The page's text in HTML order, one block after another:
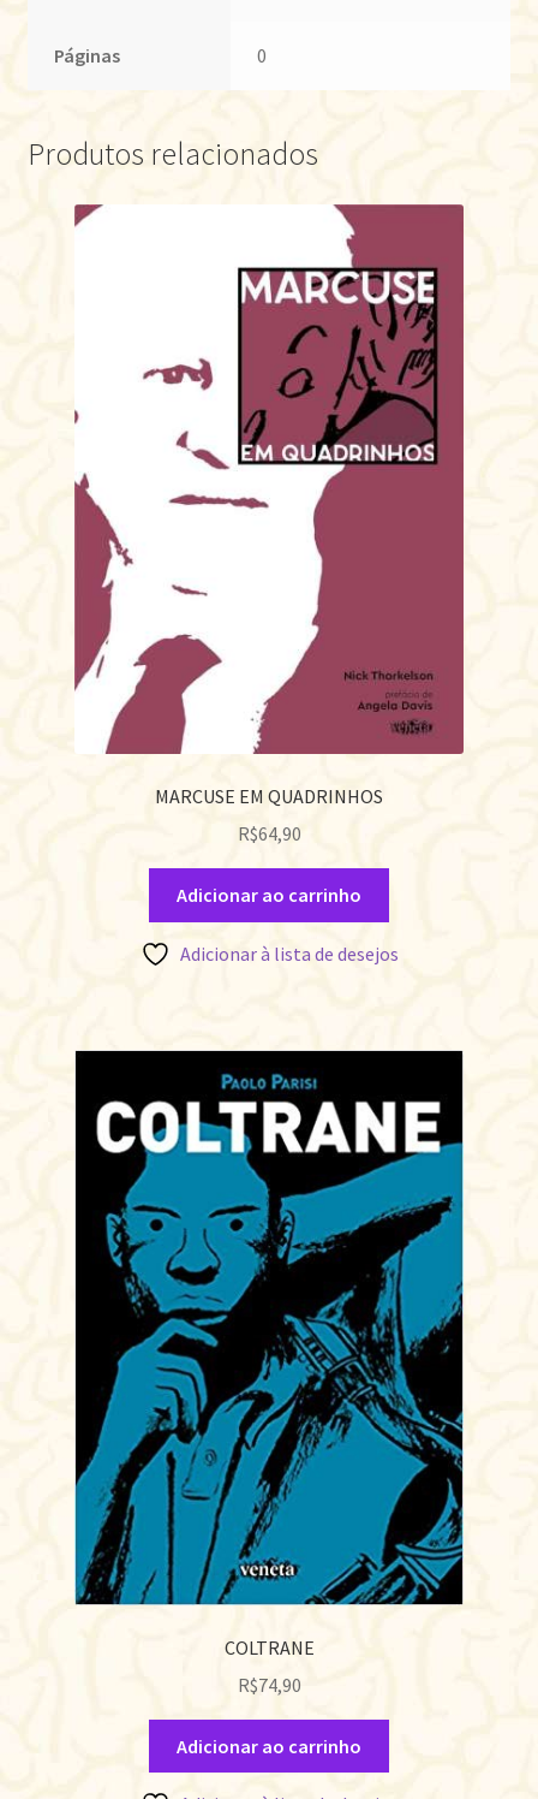
Páginas 0
Produtos relacionados
MARCUSE EM QUADRINHOS
R$64,90
Adicionar ao carrinho
Adicionar à lista de desejos
COLTRANE
R$74,90
Adicionar ao carrinho